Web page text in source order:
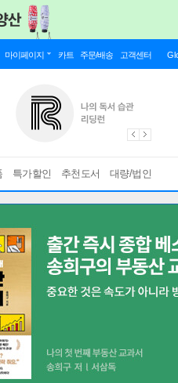
마이페이지 카트 주문/배송 고객센터
특가할인 추천도서 대량/법인